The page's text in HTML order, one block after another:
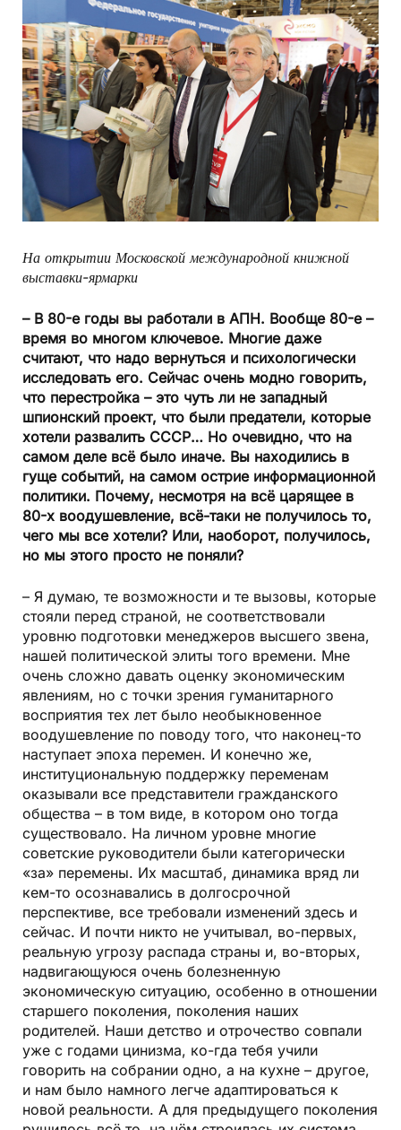
На открытии Московской международной книжной
выставки-ярмарки
– В 80-е годы вы работали в АПН. Вообще 80-е –
время во многом ключевое. Многие даже
считают, что надо вернуться и психологически
исследовать его. Сейчас очень модно говорить,
что перестройка – это чуть ли не западный
шпионский проект, что были предатели, которые
хотели развалить СССР… Но очевидно, что на
самом деле всё было иначе. Вы находились в
гуще событий, на самом острие информационной
политики. Почему, несмотря на всё царящее в
80-х воодушевление, всё-таки не получилось то,
чего мы все хотели? Или, наоборот, получилось,
но мы этого просто не поняли?
– Я думаю, те возможности и те вызовы, которые
стояли перед страной, не соответствовали
уровню подготовки менеджеров высшего звена,
нашей политической элиты того времени. Мне
очень сложно давать оценку экономическим
явлениям, но с точки зрения гуманитарного
восприятия тех лет было необыкновенное
воодушевление по поводу того, что наконец-то
наступает эпоха перемен. И конечно же,
институциональную поддержку переменам
оказывали все представители гражданского
общества – в том виде, в котором оно тогда
существовало. На личном уровне многие
советские руководители были категорически
«за» перемены. Их масштаб, динамика вряд ли
кем-то осознавались в долгосрочной
перспективе, все требовали изменений здесь и
сейчас. И почти никто не учитывал, во-первых,
реальную угрозу распада страны и, во-вторых,
надвигающуюся очень болезненную
экономическую ситуацию, особенно в отношении
старшего поколения, поколения наших
родителей. Наши детство и отрочество совпали
уже с годами цинизма, ко-гда тебя учили
говорить на собрании одно, а на кухне – другое,
и нам было намного легче адаптироваться к
новой реальности. А для предыдущего поколения